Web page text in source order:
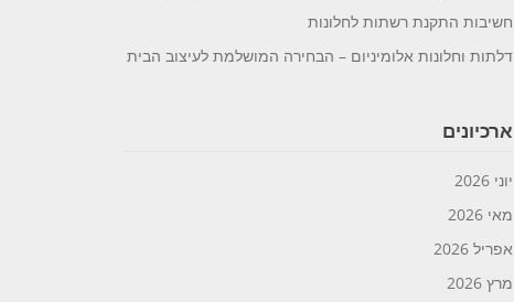
חשיבות התקנת רשתות לחלונות
דלתות וחלונות אלומיניום – הבחירה המושלמת לעיצוב הבית
ארכיונים
יוני 2026
מאי 2026
אפריל 2026
מרץ 2026